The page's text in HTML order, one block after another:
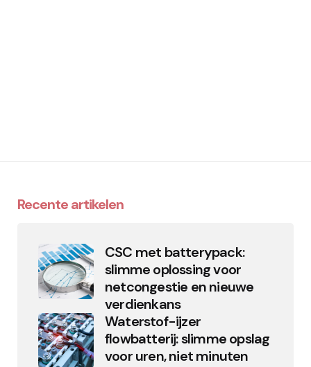
Recente artikelen
CSC met batterypack:
slimme oplossing voor
netcongestie en nieuwe
verdienkans
Waterstof-ijzer
flowbatterij: slimme opslag
voor uren, niet minuten